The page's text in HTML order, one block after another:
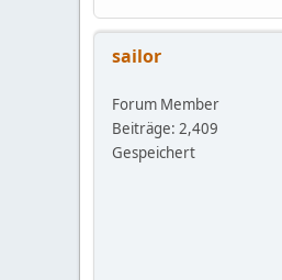
sailor
Forum Member
Beiträge: 2,409
Gespeichert